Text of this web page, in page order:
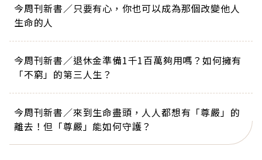
今周刊新書／只要有心，你也可以成為那個改變他人
生命的人
今周刊新書／退休金準備1千1百萬夠用嗎？如何擁有
「不窮」的第三人生？
今周刊新書／來到生命盡頭，人人都想有「尊嚴」的
離去！但「尊嚴」能如何守護？